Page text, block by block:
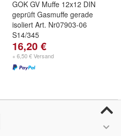
GOK GV Muffe 12x12 DIN
geprüft Gasmuffe gerade
isoliert Art. Nr07903-06
S14/345
16,20 €
+ 6,50 € Versand